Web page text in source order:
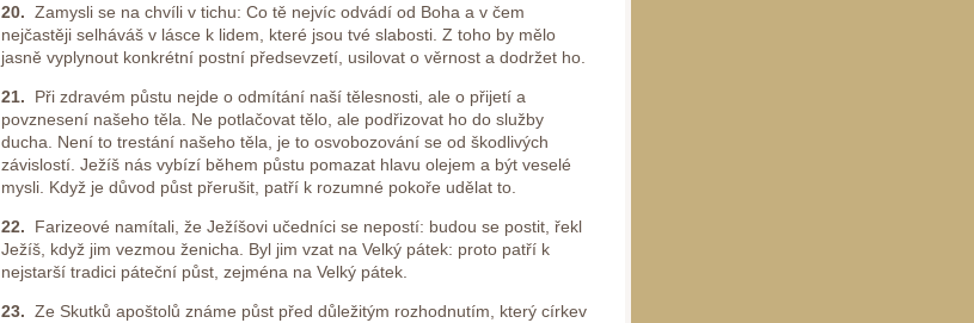
20.Zamysli se na chvíli v tichu: Co tě nejvíc odvádí od Boha a v čem
nejčastěji selháváš v lásce k lidem, které jsou tvé slabosti. Z toho by mělo
jasně vyplynout konkrétní postní předsevzetí, usilovat o věrnost a dodržet ho.
21. Při zdravém půstu nejde o odmítání naší tělesnosti, ale o přijetí a
povznesení našeho těla. Ne potlačovat tělo, ale podřizovat ho do služby
ducha. Není to trestání našeho těla, je to osvobozování se od škodlivých
závislostí. Ježíš nás vybízí během půstu pomazat hlavu olejem a být veselé
mysli. Když je důvod půst přerušit, patří k rozumné pokoře udělat to.
22. Farizeové namítali, že Ježíšovi učedníci se nepostí: budou se postit, řekl
Ježíš, když jim vezmou ženicha. Byl jim vzat na Velký pátek: proto patří k
nejstarší tradici páteční půst, zejména na Velký pátek.
23.Ze Skutků apoštolů známe půst před důležitým rozhodnutím, který církev